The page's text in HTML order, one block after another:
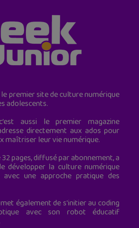
premier site de culture numérique
adolescents.
aussi le premier magazine
directement aux ados pour
maîtriser leur vie numérique.
pages, diffusé par abonnement, a
développer la culture numérique
une approche pratique des
également de s'initier au coding
avec son robot éducatif